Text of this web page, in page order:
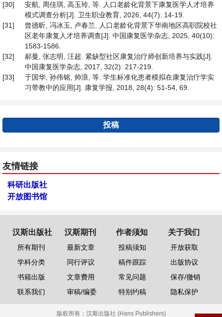
[30]
安航, 周佳琪, 高玉玲, 等. 人口老龄化背景下康复医学人才培养
模式调查分析[J]. 卫生职业教育, 2026, 44(7): 14-19.
[31]
曾德昕, 冯冰玉, 卢春兰. 人口老龄化背景下华南地区高职院校社
区老年康复人才培养调查[J]. 中国康复医学杂志, 2025, 40(10):
1583-1586.
[32]
郝曼, 张志明, 汪超. 紧缺型社区康复治疗师创新培养与实践[J].
中国康复医学杂志, 2017, 32(2): 217-219.
[33]
于国华, 孙伟铭, 帅浪, 等. 学生标准化患者模拟在康复治疗学实
习带教中的应用[J]. 康复学报, 2018, 28(4): 51-54, 69.
投稿
友情链接
科研出版社
开放图书馆
汉斯出版社
所有期刊
学科分类
书籍出版
联系我们
汉斯期刊
最新文章
同行评议
文章费用
审稿/编委
作者须知
投稿须知
稿件跟踪
常见问题
特别约稿
关于我们
开放获取
出版协议
保存/撤销
隐私保护
版权所有： 汉斯出版社 (Hans Publishers)